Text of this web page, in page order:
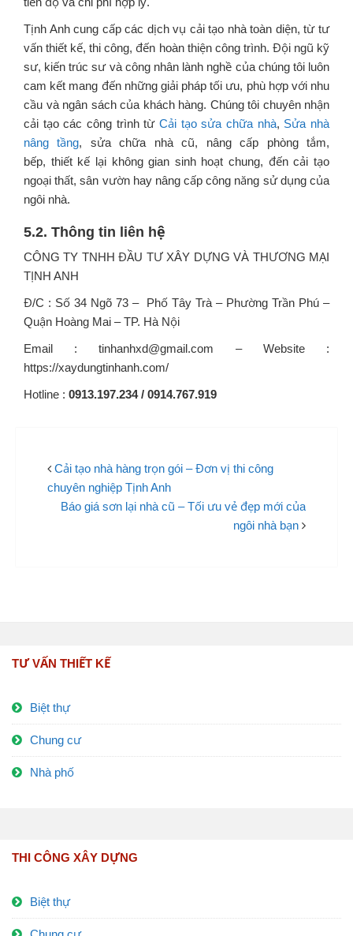
Tịnh Anh cung cấp các dịch vụ cải tạo nhà toàn diện, từ tư
vấn thiết kế, thi công, đến hoàn thiện công trình. Đội ngũ kỹ
sư, kiến trúc sư và công nhân lành nghề của chúng tôi luôn
cam kết mang đến những giải pháp tối ưu, phù hợp với nhu
cầu và ngân sách của khách hàng. Chúng tôi chuyên nhận
cải tạo các công trình từ Cải tạo sửa chữa nhà, Sửa nhà
nâng tầng, sửa chữa nhà cũ, nâng cấp phòng tắm,
bếp, thiết kế lại không gian sinh hoạt chung, đến cải tạo
ngoại thất, sân vườn hay nâng cấp công năng sử dụng của
ngôi nhà.
5.2. Thông tin liên hệ
CÔNG TY TNHH ĐẦU TƯ XÂY DỰNG VÀ THƯƠNG MẠI
TỊNH ANH
Đ/C : Số 34 Ngõ 73 – Phố Tây Trà – Phường Trần Phú –
Quận Hoàng Mai – TP. Hà Nội
Email : tinhanhxd@gmail.com – Website :
https://xaydungtinhanh.com/
Hotline : 0913.197.234 / 0914.767.919
Cải tạo nhà hàng trọn gói – Đơn vị thi công
chuyên nghiệp Tịnh Anh
Báo giá sơn lại nhà cũ – Tối ưu vẻ đẹp mới của
ngôi nhà bạn
TƯ VẤN THIẾT KẾ
Biệt thự
Chung cư
Nhà phố
THI CÔNG XÂY DỰNG
Biệt thự